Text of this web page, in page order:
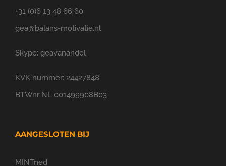
+31 (0)6 13 48 66 60
gea@balans-motivatie.nl
Skype: geavanandel
KVK nummer: 24427848
BTWnr NL 001499908B03
AANGESLOTEN BIJ
MINTned